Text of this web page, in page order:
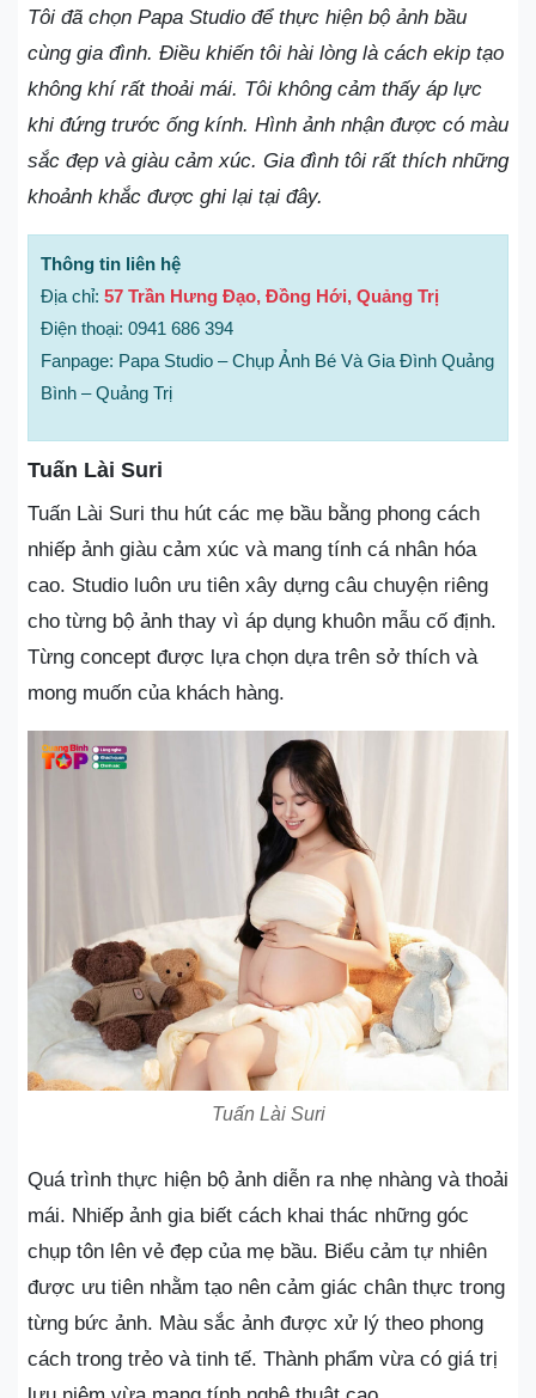
Tôi đã chọn Papa Studio để thực hiện bộ ảnh bầu
cùng gia đình. Điều khiến tôi hài lòng là cách ekip tạo
không khí rất thoải mái. Tôi không cảm thấy áp lực
khi đứng trước ống kính. Hình ảnh nhận được có màu
sắc đẹp và giàu cảm xúc. Gia đình tôi rất thích những
khoảnh khắc được ghi lại tại đây.
Thông tin liên hệ
Địa chỉ: 57 Trần Hưng Đạo, Đồng Hới, Quảng Trị
Điện thoại: 0941 686 394
Fanpage: Papa Studio – Chụp Ảnh Bé Và Gia Đình Quảng
Bình – Quảng Trị
Tuấn Lài Suri
Tuấn Lài Suri thu hút các mẹ bầu bằng phong cách
nhiếp ảnh giàu cảm xúc và mang tính cá nhân hóa
cao. Studio luôn ưu tiên xây dựng câu chuyện riêng
cho từng bộ ảnh thay vì áp dụng khuôn mẫu cố định.
Từng concept được lựa chọn dựa trên sở thích và
mong muốn của khách hàng.
Tuấn Lài Suri
Quá trình thực hiện bộ ảnh diễn ra nhẹ nhàng và thoải
mái. Nhiếp ảnh gia biết cách khai thác những góc
chụp tôn lên vẻ đẹp của mẹ bầu. Biểu cảm tự nhiên
được ưu tiên nhằm tạo nên cảm giác chân thực trong
từng bức ảnh. Màu sắc ảnh được xử lý theo phong
cách trong trẻo và tinh tế. Thành phẩm vừa có giá trị